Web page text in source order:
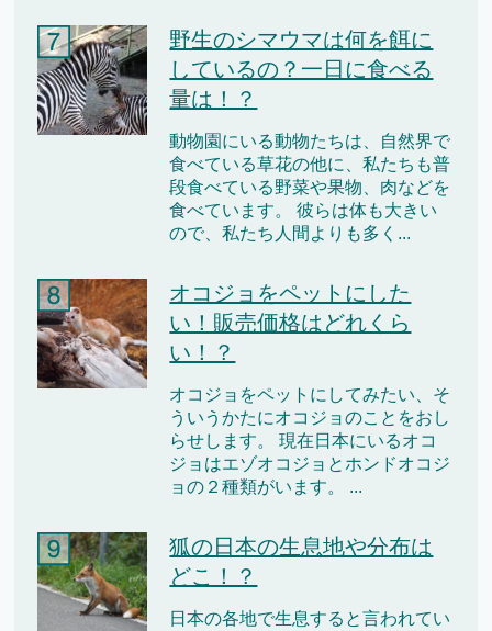
野生のシマウマは何を餌に
しているの？一日に食べる
量は！？
動物園にいる動物たちは、自然界で
食べている草花の他に、私たちも普
段食べている野菜や果物、肉などを
食べています。 彼らは体も大きい
ので、私たち人間よりも多く...
オコジョをペットにした
い！販売価格はどれくら
い！？
オコジョをペットにしてみたい、そ
ういうかたにオコジョのことをおし
らせします。 現在日本にいるオコ
ジョはエゾオコジョとホンドオコジ
ョの２種類がいます。 ...
狐の日本の生息地や分布は
どこ！？
日本の各地で生息すると言われてい